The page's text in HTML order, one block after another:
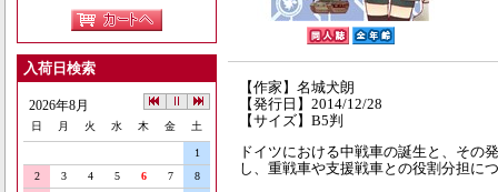
入荷日検索
2026年8月
日 月 火 水 木 金 土
1
2
3 4 5 6 7
8
【作家】名城犬朗
【発行日】2014/12/28
【サイズ】B5判
ドイツにおける中戦車の誕生と、その
し、重戦車や支援戦車との役割分担に